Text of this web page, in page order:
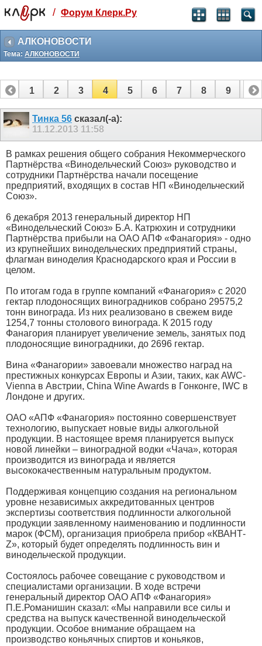
Святые угодники, Клерк без рекламы
прекрасен:)
месяц
3 месяца
259 ₽
-10%
полгода
499 ₽
-15%
Отмена Оплатить
/ Форум Клерк.Ру
АЛКОНОВОСТИ
Тема: АЛКОНОВОСТИ
1 2 3 4 5 6 7 8 9 10
11 14
Тинка 56 сказал(-а):
11.12.2013 11:58
В рамках решения общего собрания Некоммерческого
Партнёрства «Винодельческий Союз» руководство и
сотрудники Партнёрства начали посещение
предприятий, входящих в состав НП «Винодельческий
Союз».
6 декабря 2013 генеральный директор НП
«Винодельческий Союз» Б.А. Катрюхин и сотрудники
Партнёрства прибыли на ОАО АПФ «Фанагория» - одно
из крупнейших винодельческих предприятий страны,
флагман виноделия Краснодарского края и России в
целом.
По итогам года в группе компаний «Фанагория» с 2020
гектар плодоносящих виноградников собрано 29575,2
тонн винограда. Из них реализовано в свежем виде
1254,7 тонны столового винограда. К 2015 году
Фанагория планирует увеличение земель, занятых под
плодоносящие виноградники, до 2696 гектар.
Вина «Фанагории» завоевали множество наград на
престижных конкурсах Европы и Азии, таких, как AWC-
Vienna в Австрии, China Wine Awards в Гонконге, IWC в
Лондоне и других.
ОАО «АПФ «Фанагория» постоянно совершенствует
технологию, выпускает новые виды алкогольной
продукции. В настоящее время планируется выпуск
новой линейки – виноградной водки «Чача», которая
производится из винограда и является
высококачественным натуральным продуктом.
Поддерживая концепцию создания на региональном
уровне независимых аккредитованных центров
экспертизы соответствия подлинности алкогольной
продукции заявленному наименованию и подлинности
марок (ФСМ), организация приобрела прибор «КВАНТ-
Z», который будет определять подлинность вин и
винодельческой продукции.
Состоялось рабочее совещание с руководством и
специалистами организации. В ходе встречи
генеральный директор ОАО АПФ «Фанагория»
П.Е.Романишин сказал: «Мы направили все силы и
средства на выпуск качественной винодельческой
продукции. Особое внимание обращаем на
производство коньячных спиртов и коньяков,